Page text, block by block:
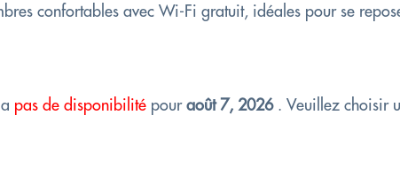
confortables avec Wi-Fi gratuit, idéales pour se
pas de disponibilitépouraoût 7, 2026. Veuillez choisir